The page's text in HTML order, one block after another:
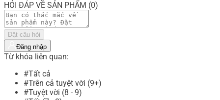
HỎI ĐÁP VỀ SẢN PHẨM (0)
Đặt câu hỏi
Đăng nhập
Từ khóa liên quan:
#Tất cả
#Trên cả tuyệt vời (9+)
#Tuyệt vời (8 - 9)